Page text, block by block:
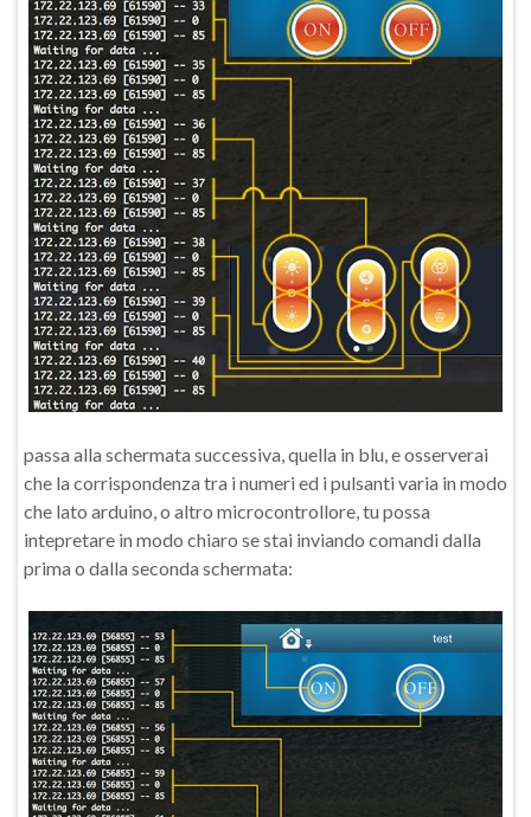
passa alla schermata successiva, quella in blu, e osserverai
che la corrispondenza tra i numeri ed i pulsanti varia in modo
che lato arduino, o altro microcontrollore, tu possa
intepretare in modo chiaro se stai inviando comandi dalla
prima o dalla seconda schermata: